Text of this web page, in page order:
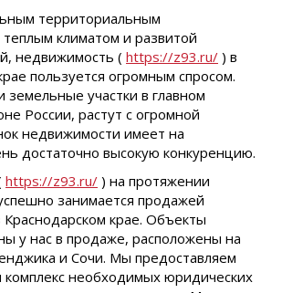
территориальным
климатом и развитой
недвижимость ( https://z93.ru/ ) в
пользуется огромным спросом.
участки в главном
России, растут с огромной
недвижимости имеет на
достаточно высокую конкуренцию.
https://z93.ru/ ) на протяжении
занимается продажей
крае. Объекты
у нас в продаже, расположены на
и Сочи. Мы предоставляем
необходимых юридических